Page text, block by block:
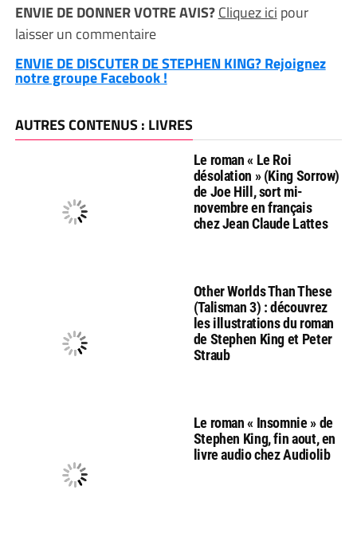
ENVIE DE DONNER VOTRE AVIS?Cliquez ici pour
laisser un commentaire
ENVIE DE DISCUTER DE STEPHEN KING? Rejoignez
notre groupe Facebook !
AUTRES CONTENUS : LIVRES
Le roman « Le Roi
désolation » (King Sorrow)
de Joe Hill, sort mi-
novembre en français
chez Jean Claude Lattes
Other Worlds Than These
(Talisman 3) : découvrez
les illustrations du roman
de Stephen King et Peter
Straub
Le roman « Insomnie » de
Stephen King, fin aout, en
livre audio chez Audiolib